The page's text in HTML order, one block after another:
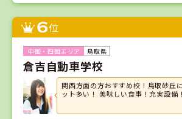
6位
鳥取県
倉吉自動車学校
関西方面の方おすすめ校！鳥取砂丘
ット多い！ 美味しい食事！充実設備！